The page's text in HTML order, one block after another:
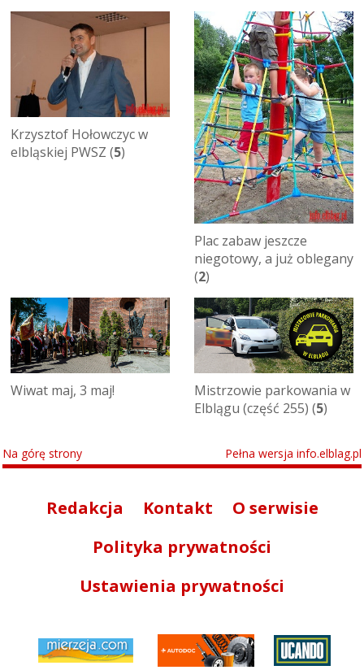
Krzysztof Hołowczyc w
elbląskiej PWSZ (5)
Plac zabaw jeszcze
niegotowy, a już oblegany
(2)
Wiwat maj, 3 maj!
Mistrzowie parkowania w
Elblągu (część 255) (5)
Na górę strony Pełna wersja info.elblag.pl
Redakcja Kontakt
O serwisie
Polityka prywatności
Ustawienia prywatności